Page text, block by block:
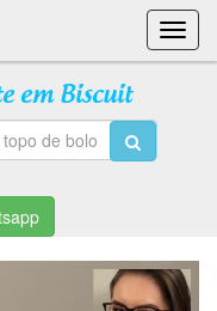
em Biscuit